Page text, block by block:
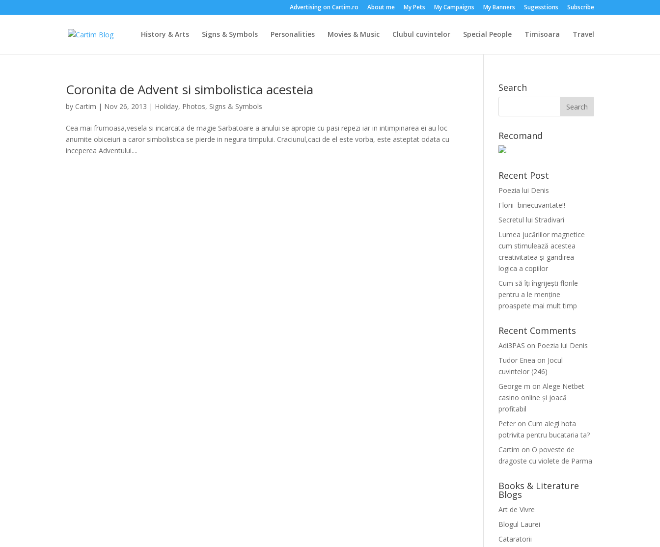
Advertising on Cartim.ro About me My Pets My Campaigns My Banners Sugesstions Subscribe
History & Arts Signs & Symbols Personalities Movies & Music Clubul cuvintelor Special People Timisoara Travel
Coronita de Advent si simbolistica acesteia
by Cartim | Nov 26, 2013 | Holiday, Photos, Signs & Symbols
Cea mai frumoasa,vesela si incarcata de magie Sarbatoare a anului se apropie cu pasi repezi iar in intimpinarea ei au loc
anumite obiceiuri a caror simbolistica se pierde in negura timpului. Craciunul,caci de el este vorba, este asteptat odata cu
inceperea Adventului....
Search
Recomand
Recent Post
Poezia lui Denis
Florii binecuvantate!!
Secretul lui Stradivari
Lumea jucăriilor magnetice
cum stimulează acestea
creativitatea și gandirea
logica a copiilor
Cum să îți îngrijești florile
pentru a le menține
proaspete mai mult timp
Recent Comments
Adi3PAS on Poezia lui Denis
Tudor Enea on Jocul
cuvintelor (246)
George m onAlege Netbet
casino online și joacă
profitabil
Peter on Cum alegi hota
potrivita pentru bucataria ta?
Cartim on O poveste de
dragoste cu violete de Parma
Books & Literature
Blogs
Art de Vivre
Blogul Laurei
Cataratorii